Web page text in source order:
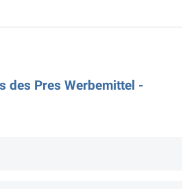
des Pres Werbemittel -